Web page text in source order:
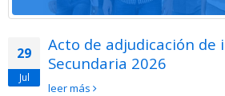
29
Jul
Acto de adjudicación de
Secundaria 2026
leer más